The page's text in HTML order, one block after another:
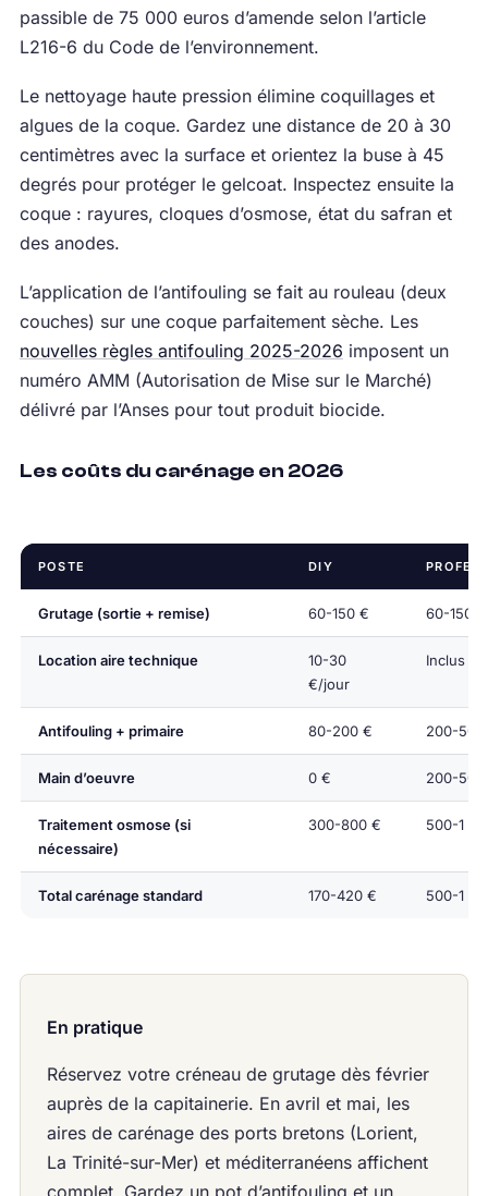
passible de 75 000 euros d’amende selon l’article
L216-6 du Code de l’environnement.
Le nettoyage haute pression élimine coquillages et
algues de la coque. Gardez une distance de 20 à 30
centimètres avec la surface et orientez la buse à 45
degrés pour protéger le gelcoat. Inspectez ensuite la
coque : rayures, cloques d’osmose, état du safran et
des anodes.
L’application de l’antifouling se fait au rouleau (deux
couches) sur une coque parfaitement sèche. Les
nouvelles règles antifouling 2025-2026 imposent un
numéro AMM (Autorisation de Mise sur le Marché)
délivré par l’Anses pour tout produit biocide.
Les coûts du carénage en 2026
POSTE DIY
Grutage (sortie + remise) 60-150 € 60-150 €
Location aire technique
10-30
€/jour
Inclus
Antifouling + primaire 80-200 € 200-
Main d’oeuvre 0 € 200-
Traitement osmose (si
nécessaire)
300-800 € 500-1
Total carénage standard 170-420 € 500-1
En pratique
Réservez votre créneau de grutage dès février
auprès de la capitainerie. En avril et mai, les
aires de carénage des ports bretons (Lorient,
La Trinité-sur-Mer) et méditerranéens affichent
complet. Gardez un pot d’antifouling et un